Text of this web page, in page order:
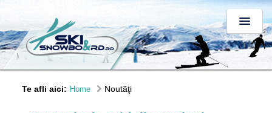
Te afli aici: Home Noutãţi